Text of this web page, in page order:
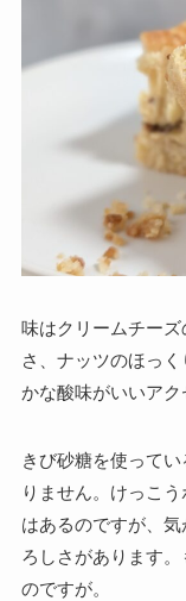
味はクリームチー
さ、ナッツのほっ
かな酸味がいいアク
きび砂糖を使って
りません。けっこ
はあるのですが、
ろしさがあります
のですが。